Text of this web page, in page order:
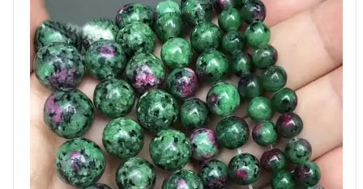
רובי
זוסילייט
מידה:
10
מ"מ